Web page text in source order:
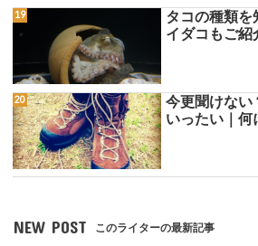
タコの種類を
イダコもご紹
今更聞けない
いったい｜何
NEW POST このライターの最新記事